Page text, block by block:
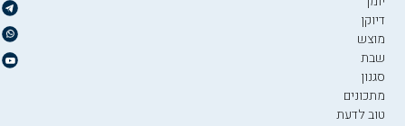
דיוקן
מוצש
שבת
סגנון
מתכונים
טוב לדעת